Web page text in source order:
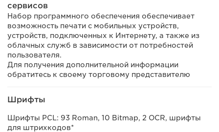
сервисов
Набор программного обеспечения обеспечивает
возможность печати с мобильных устройств,
устройств, подключенных к Интернету, а также из
облачных служб в зависимости от потребностей
пользователя.
Для получения дополнительной информации
обратитесь к своему торговому представителю
Шрифты
Шрифты PCL: 93 Roman, 10 Bitmap, 2 OCR, шрифты
для штрихкодов*